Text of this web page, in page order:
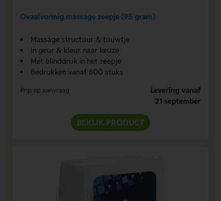
Ovaalvormig massage zeepje (95 gram)
Massage structuur & touwtje
In geur & kleur naar keuze
Met blinddruk in het zeepje
Bedrukken vanaf 800 stuks
Prijs op aanvraag
Levering vanaf
21 september
BEKIJK PRODUCT